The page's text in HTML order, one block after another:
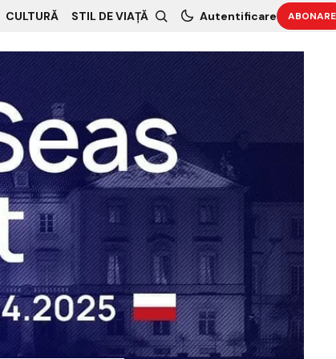
CULTURĂ STIL DE VIAȚĂ Autentificare ABONARE